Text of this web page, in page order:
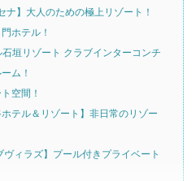
ナ】大人のための極上リゾート！
ホテル！
石垣リゾート クラブインターコンチ
ム！
空間！
テル＆リゾート】非日常のリゾー
ヴィラズ】プール付きプライベート